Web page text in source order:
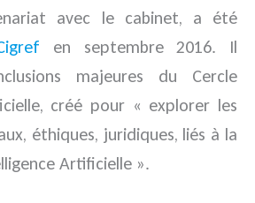
avec le cabinet, a été
en septembre 2016. Il
majeures du Cercle
créé pour « explorer les
éthiques, juridiques, liés à la
Artificielle ».